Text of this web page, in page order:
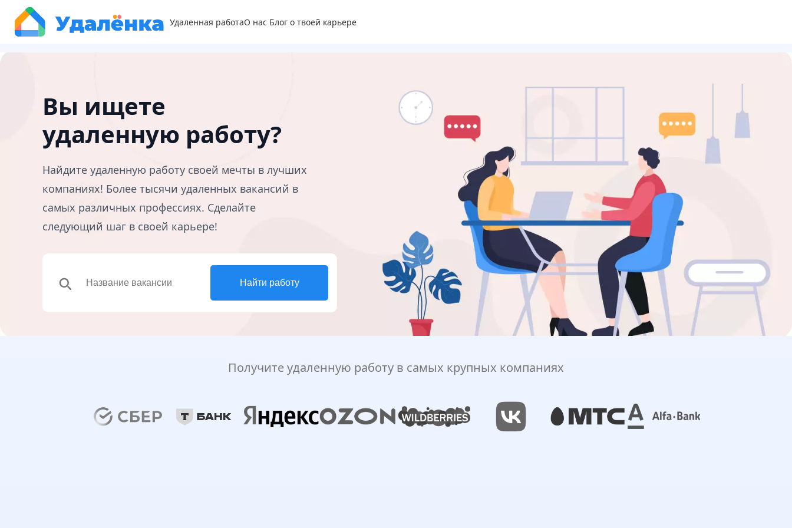
Удаленная работаО нас Блог о твоей карьере
Вы ищете
удаленную работу?
Найдите удаленную работу своей мечты в лучших
компаниях! Более тысячи удаленных вакансий в
самых различных профессиях. Сделайте
следующий шаг в своей карьере!
search Найти работу
Получите удаленную работу в самых крупных компаниях